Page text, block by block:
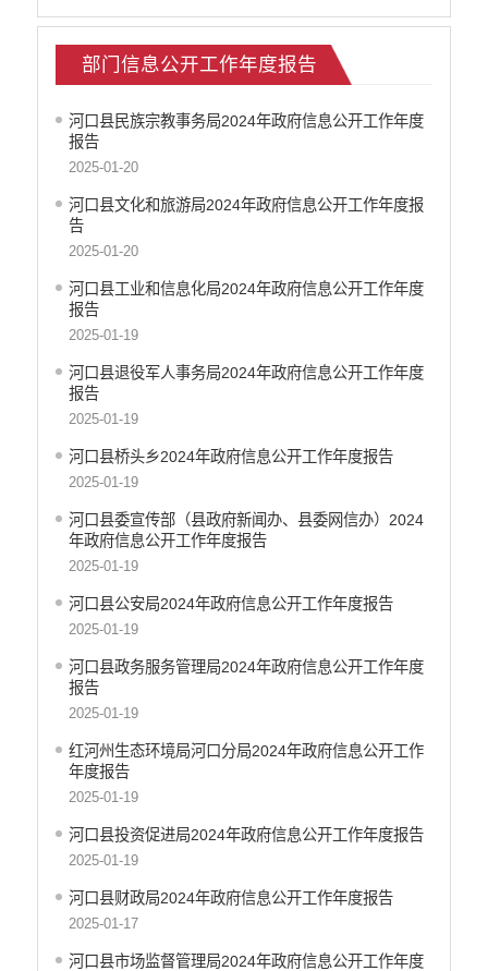
部门信息公开工作年度报告
河口县民族宗教事务局2024年政府信息公开工作年度
报告
2025-01-20
河口县文化和旅游局2024年政府信息公开工作年度报
告
2025-01-20
河口县工业和信息化局2024年政府信息公开工作年度
报告
2025-01-19
河口县退役军人事务局2024年政府信息公开工作年度
报告
2025-01-19
河口县桥头乡2024年政府信息公开工作年度报告
2025-01-19
河口县委宣传部（县政府新闻办、县委网信办）2024
年政府信息公开工作年度报告
2025-01-19
河口县公安局2024年政府信息公开工作年度报告
2025-01-19
河口县政务服务管理局2024年政府信息公开工作年度
报告
2025-01-19
红河州生态环境局河口分局2024年政府信息公开工作
年度报告
2025-01-19
河口县投资促进局2024年政府信息公开工作年度报告
2025-01-19
河口县财政局2024年政府信息公开工作年度报告
2025-01-17
河口县市场监督管理局2024年政府信息公开工作年度